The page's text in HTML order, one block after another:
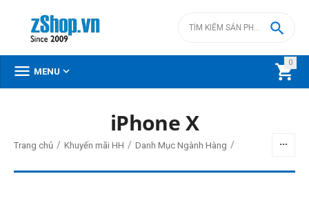
0


 MENU 
iPhone X
Trang chủ / Khuyến mãi HH / Danh Mục Ngành Hàng /